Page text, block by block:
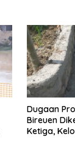
Dugaan
Bireuen
Ketiga,